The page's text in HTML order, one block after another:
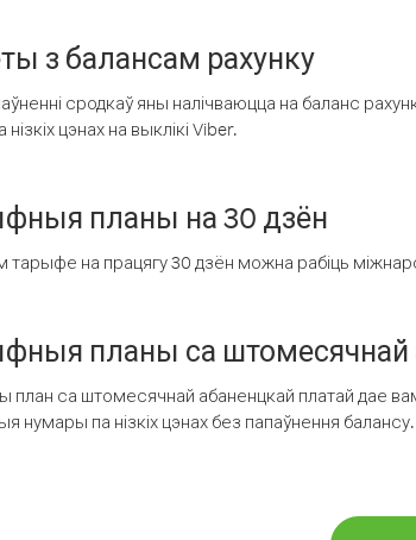
з балансам рахунку
сродкаў яны налічваюцца на баланс
цэнах на выклікі Viber.
планы на 30 дзён
тарыфе на працягу 30 дзён можна рабіць
планы са штомесячнай
план са штомесячнай абаненцкай платай дае
нумары па нізкіх цэнах без папаўнення